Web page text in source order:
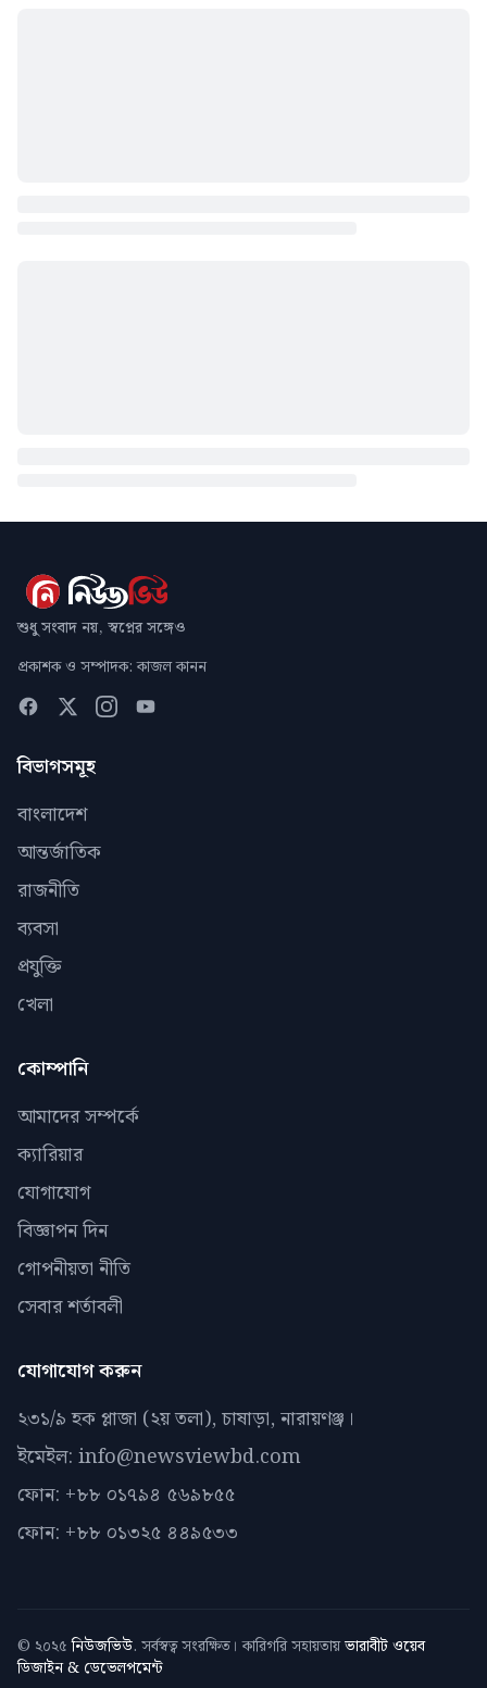
শুধু সংবাদ নয়, স্বপ্নের সঙ্গেও
প্রকাশক ও সম্পাদক: কাজল কানন
বিভাগসমূহ
বাংলাদেশ
আন্তর্জাতিক
রাজনীতি
ব্যবসা
প্রযুক্তি
খেলা
কোম্পানি
আমাদের সম্পর্কে
ক্যারিয়ার
যোগাযোগ
বিজ্ঞাপন দিন
গোপনীয়তা নীতি
সেবার শর্তাবলী
যোগাযোগ করুন
২৩১/৯ হক প্লাজা (২য় তলা), চাষাড়া, নারায়ণঞ্জ।
ইমেইল: info@newsviewbd.com
ফোন: +৮৮ ০১৭৯৪ ৫৬৯৮৫৫
ফোন: +৮৮ ০১৩২৫ ৪৪৯৫৩৩
© ২০২৫ নিউজভিউ. সর্বস্বত্ব সংরক্ষিত। কারিগরি সহায়তায়ভারাবীট ওয়েব
ডিজাইন & ডেভেলপমেন্ট